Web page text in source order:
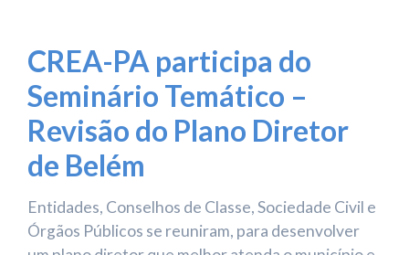
CREA-PA participa do
Seminário Temático –
Revisão do Plano Diretor
de Belém
Entidades, Conselhos de Classe, Sociedade Civil e
Órgãos Públicos se reuniram, para desenvolver